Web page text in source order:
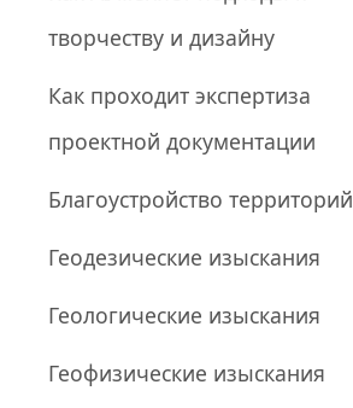
творчеству и дизайну
Как проходит экспертиза
проектной документации
Благоустройство территорий
Геодезические изыскания
Геологические изыскания
Геофизические изыскания